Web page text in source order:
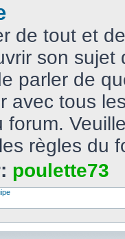
de tout et
son sujet
parler de
avec tous
forum.
règles du
poulette73